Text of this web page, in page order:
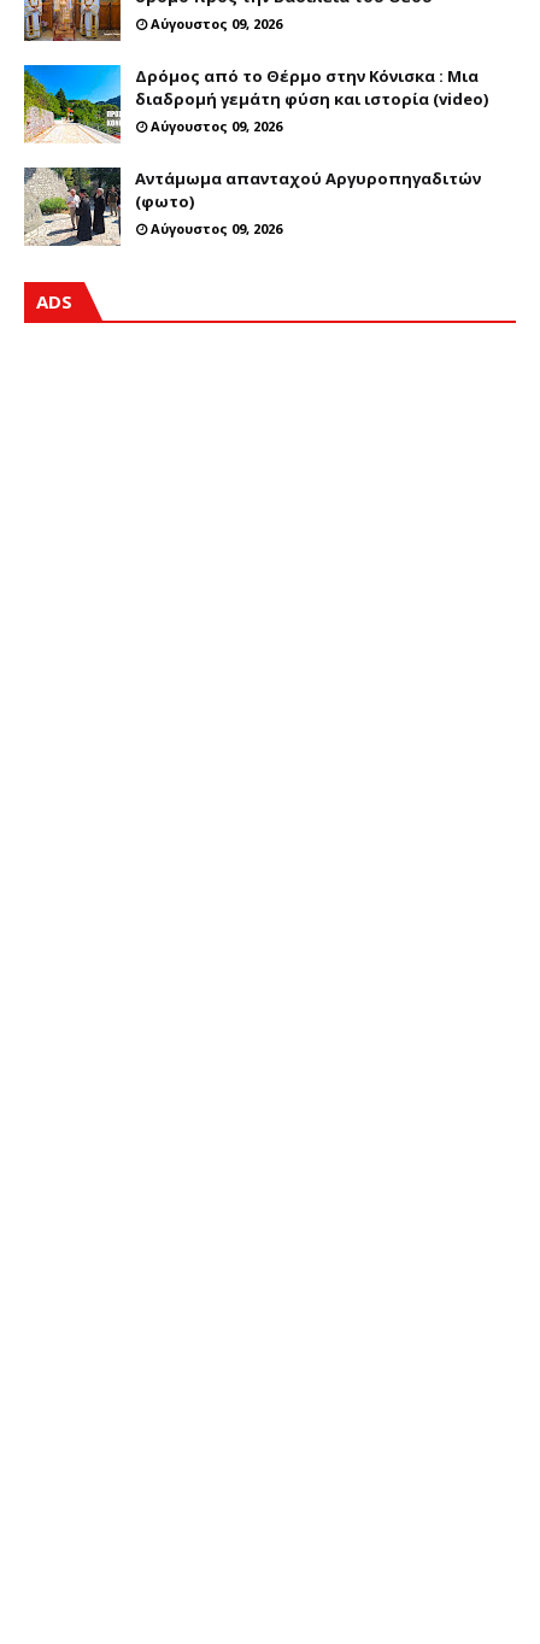
Αύγουστος 09, 2026
Δρόμος από το Θέρμο στην Κόνισκα : Μια
διαδρομή γεμάτη φύση και ιστορία (video)
Αύγουστος 09, 2026
Αντάμωμα απανταχού Αργυροπηγαδιτών
(φωτο)
Αύγουστος 09, 2026
ADS